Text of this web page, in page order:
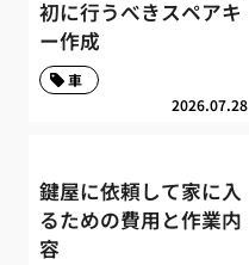
初に行うべきスペアキ
ー作成
2026.07.28
車
鍵屋に依頼して家に入
るための費用と作業内
容